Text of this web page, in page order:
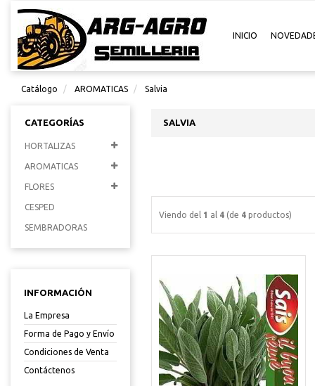
INICIO
Catálogo AROMATICAS Salvia
CATEGORÍAS
HORTALIZAS
AROMATICAS
FLORES
CESPED
SEMBRADORAS
INFORMACIÓN
La Empresa
Forma de Pago y Envío
Condiciones de Venta
Contáctenos
SALVIA
Viendo del 1 al 4 (de 4 productos)